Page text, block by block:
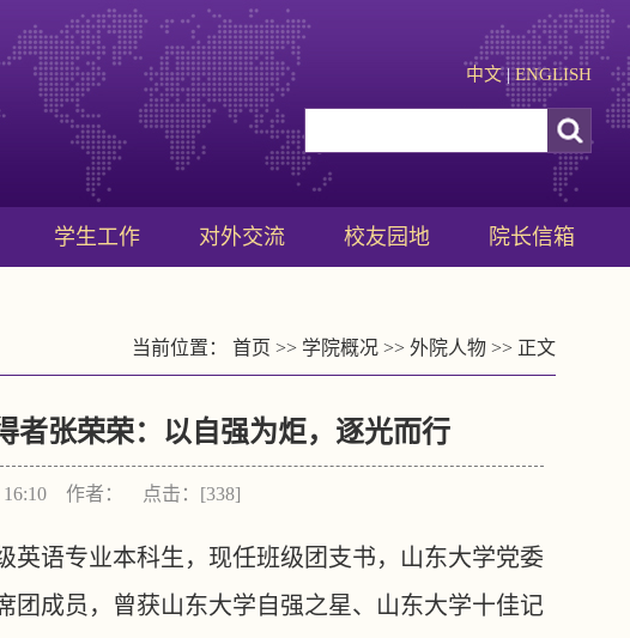
中文|ENGLISH
学生工作 对外交流 校友园地 院长信箱
当前位置： 首页 >> 学院概况 >> 外院人物 >> 正文
者张荣荣：以自强为炬，逐光而行
16:10 作者： 点击：[338]
英语专业本科生，现任班级团支书，山东大学党委
团成员，曾获山东大学自强之星、山东大学十佳记